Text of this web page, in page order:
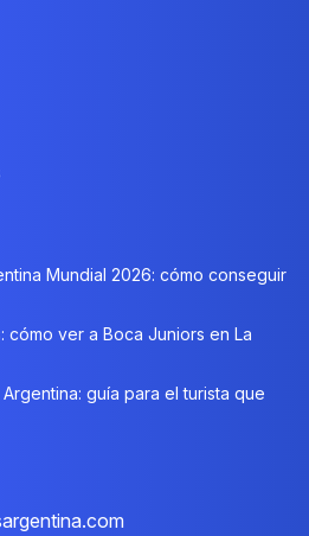
Mundial 2026: cómo conseguir
cómo ver a Boca Juniors en La
guía para el turista que